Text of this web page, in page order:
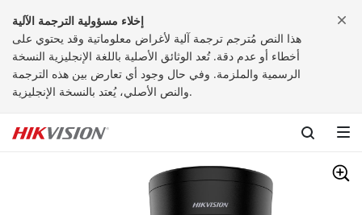
إخلاء مسؤولية الترجمة الآلية
هذا النص مُترجم ترجمة آلية لأغراض معلوماتية وقد يحتوي على
أخطاء أو عدم دقة. تُعد الوثائق الأصلية باللغة الإنجليزية النسخة
الرسمية والملزمة. وفي حال وجود أي تعارض بين هذه الترجمة
والنص الأصلي، يُعتد بالنسخة الإنجليزية.